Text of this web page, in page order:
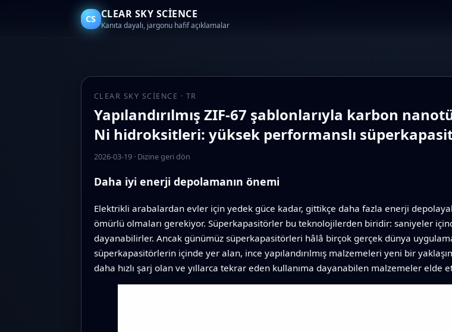
CS CLEAR SKY SCIENCE
Kanıta dayalı, jargonu hafif açıklamalar
CLEAR SKY SCIENCE · TR
Yapılandırılmış ZIF-67 şablonlarıyla karbon
Ni hidroksitleri: yüksek performanslı
2026-03-19· Dizine geri dön
Daha iyi enerji depolamanın önemi
Elektrikli arabalardan evler için yedek güce kadar, gittikçe daha fazla enerji
ömürlü olmaları gerekiyor. Süperkapasitörler bu teknolojilerden biridir: saniyeler
dayanabilirler. Ancak günümüz süperkapasitörleri hâlâ birçok gerçek dünya
süperkapasitörlerin içinde yer alan, ince yapılandırılmış malzemeleri yeni bir
daha hızlı şarj olan ve yıllarca tekrar eden kullanıma dayanabilen malzemeler elde